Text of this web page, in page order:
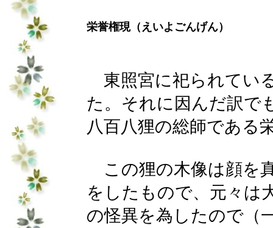
栄誉権現（えいよごんげん）
東照宮に祀られてい
た。それに因んだ訳で
八百八狸の総師である
この狸の木像は顔を
をしたもので、元々は
の怪異を為したので（